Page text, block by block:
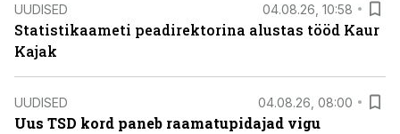
UUDISED 04.08.26, 10:58
Statistikaameti peadirektorina alustas tööd Kaur
Kajak
UUDISED 04.08.26, 08:00
Uus TSD kord paneb raamatupidajad vigu